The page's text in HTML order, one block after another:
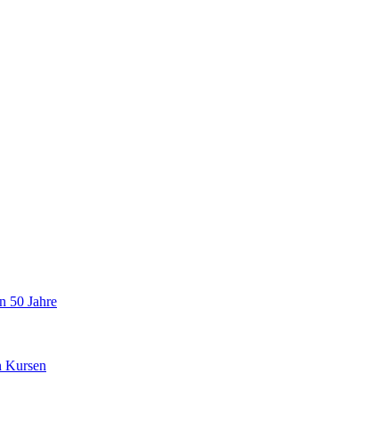
50 Jahre
Kursen